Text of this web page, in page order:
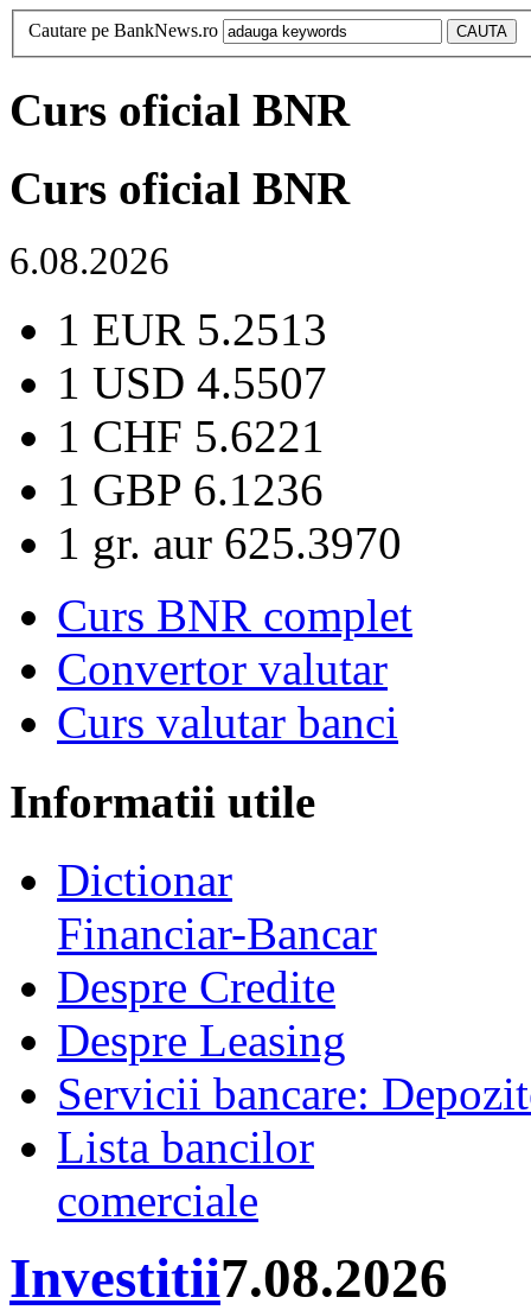
Cautare pe BankNews.ro
Curs oficial BNR
Curs oficial BNR
6.08.2026
1 EUR 5.2513
1 USD 4.5507
1 CHF 5.6221
1 GBP 6.1236
1 gr. aur 625.3970
Curs BNR complet
Convertor valutar
Curs valutar banci
Informatii utile
Dictionar
Financiar-Bancar
Despre Credite
Despre Leasing
Servicii bancare:
Lista bancilor
comerciale
Investitii7.08.2026